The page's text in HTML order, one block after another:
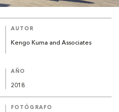
AUTOR
Kengo Kuma and Associates
AÑO
2018
FOTÓGRAFO